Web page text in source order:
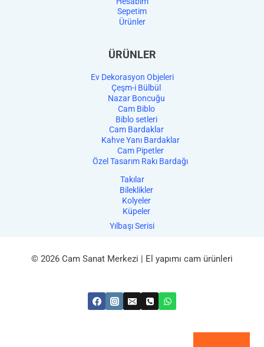
Sepetim
Ürünler
ÜRÜNLER
Ev Dekorasyon Objeleri
Çeşm-i Bülbül
Nazar Boncuğu
Cam Biblo
Biblo setleri
Cam Bardaklar
Kahve Yanı Bardaklar
Cam Pipetler
Özel Tasarım Rakı Bardağı
Takılar
Bileklikler
Kolyeler
Küpeler
Yılbaşı Serisi
© 2026 Cam Sanat Merkezi | El yapımı cam ürünleri